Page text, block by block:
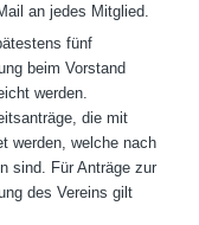
an jedes Mitglied.
fünf
beim Vorstand
werden.
die mit
werden, welche nach
sind. Für Anträge zur
des Vereins gilt